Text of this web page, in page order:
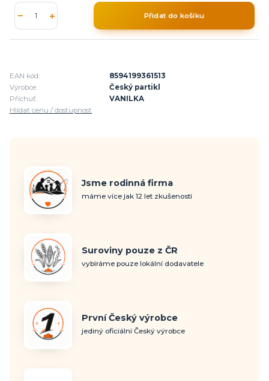
Přidat do košíku
EAN kód:
8594199361513
Výrobce:
Český partikl
Příchuť:
VANILKA
Hlídat cenu / dostupnost
Jsme rodinná firma
máme více jak 12 let zkušeností
Suroviny pouze z ČR
vybíráme pouze lokální dodavatele
První Český výrobce
jediný oficiální Český výrobce